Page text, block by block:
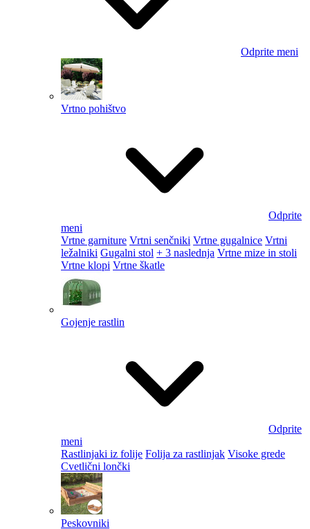
Odprite meni
Vrtno pohištvo
Odprite
meni
Vrtne garniture Vrtni senčniki Vrtne gugalnice Vrtni
ležalniki Gugalni stol + 3 naslednja Vrtne mize in stoli
Vrtne klopi Vrtne škatle
Gojenje rastlin
Odprite
meni
Rastlinjaki iz folije Folija za rastlinjak Visoke grede
Cvetlični lončki
Peskovniki